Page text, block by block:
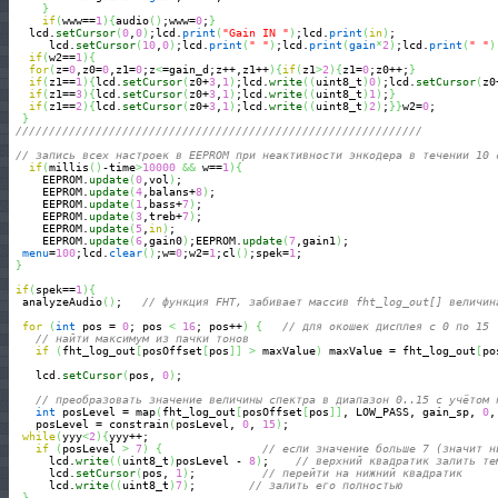
}
if(www==1 ) {audio( ) ;www=0; }
   lcd.
setCursor(0 0) ;lcd. print ( "Gain IN " ) ;lcd. print ( in) ;
      lcd.
setCursor( 10 0) ;lcd. print ( " " ) ;lcd. print (gain*2 ) ;lcd. print ( " " )
if(w2==1 ) {
for( z=0 ,z0=0 ,z1=0;z<=gain_d;z++,z1++) {if( z1>2 ) {z1=0;z0++; }
if( z1==1 ) {lcd. setCursor( z0+3 1 ) ;lcd. write( ( uint8_t )0) ;lcd. setCursor(
if( z1==3) {lcd. setCursor( z0+3 1 ) ;lcd. write( ( uint8_t ) 1 ) ; }
if( z1==2 ) {lcd. setCursor( z0+3 1 ) ;lcd. write( ( uint8_t )2 ) ; }}w2=0;
}
/////////////////////////////////////////////////////////////
// запись всех настроек в EEPROM при неактивности энкодера в течении
if(millis ( ) -time>10000 && w==1 ) {
     EEPROM.
update(0 ,vol ) ;
     EEPROM.
update(4 ,balans+8) ;
     EEPROM.
update( 1 ,bass+7) ;
     EEPROM.
update(3 ,treb+7) ;
     EEPROM.
update( 5 in) ;
     EEPROM.
update(6 ,gain0) ;EEPROM. update(7 ,gain1 ) ;
menu=100;lcd. clear( ) ;w=0;w2=1 ;cl ( ) ;spek=1 ;
}
if( spek==1 ) {
  analyzeAudio
( ) ; // функция FHT, забивает массив fht_log_out[]
for
( int pos = 0; pos < 16; pos++) {
// для окошек дисплея с 0 по 15
// найти максимум из пачки тонов
if
( fht_log_out [posOffset [pos] ] > maxValue) maxValue = fht_log_out [
    lcd.
setCursor( pos, 0) ;
// преобразовать значение величины спектра в диапазон 0..15 с учётом
int posLevel = map( fht_log_out [posOffset [pos] ] , LOW_PASS, gain_sp, 0
    posLevel = constrain
( posLevel, 0 15) ;
while(yyy<2 ) {yyy++;
if
( posLevel > 7) {
// если значение больше 7 (значит
      lcd.
write( ( uint8_t ) posLevel - 8) ; // верхний квадратик залить
      lcd.
setCursor( pos, 1 ) ; // перейти на нижний квадратик
      lcd.
write( ( uint8_t )7) ; // залить его полностью